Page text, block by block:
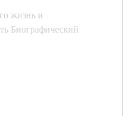
жизнь и
Биографический